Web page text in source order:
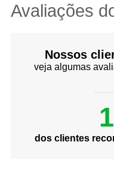
Avaliações
Nossos
veja algumas
dos clientes